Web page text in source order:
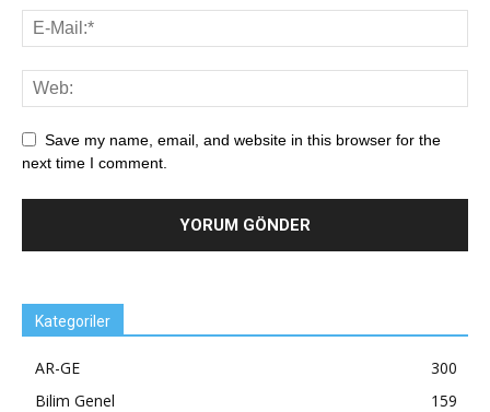
Save my name, email, and website in this browser for the
next time I comment.
Kategoriler
AR-GE
300
Bilim Genel
159